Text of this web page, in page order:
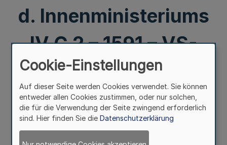
d. Innenministeriums
IV C 2 – 1591 – VS-
NfD v. 31.10.1995
Mehr
Cookie-Einstellungen
Auf dieser Seite werden Cookies verwendet. Sie können
entweder allen Cookies zustimmen, oder nur solchen,
die für die Verwendung der Seite zwingend erforderlich
sind. Hier finden Sie die Datenschutzerklärung